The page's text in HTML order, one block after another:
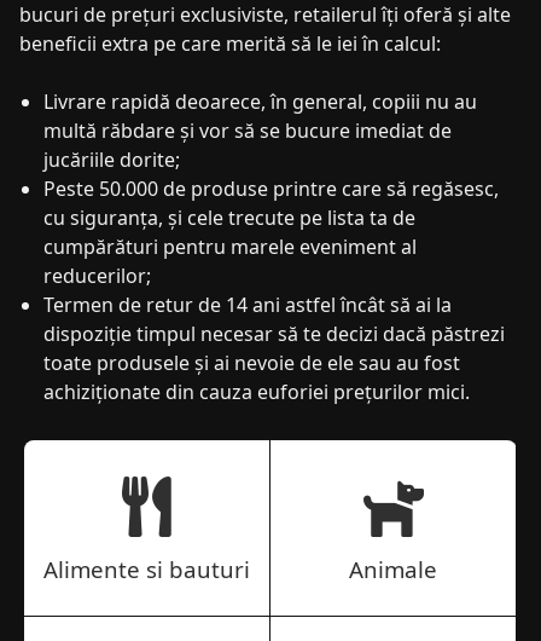
bucuri de prețuri exclusiviste, retailerul îți oferă și alte
beneficii extra pe care merită să le iei în calcul:
Livrare rapidă deoarece, în general, copiii nu au
multă răbdare și vor să se bucure imediat de
jucăriile dorite;
Peste 50.000 de produse printre care să regăsesc,
cu siguranța, și cele trecute pe lista ta de
cumpărături pentru marele eveniment al
reducerilor;
Termen de retur de 14 ani astfel încât să ai la
dispoziție timpul necesar să te decizi dacă păstrezi
toate produsele și ai nevoie de ele sau au fost
achiziționate din cauza euforiei prețurilor mici.
Alimente si bauturi Animale